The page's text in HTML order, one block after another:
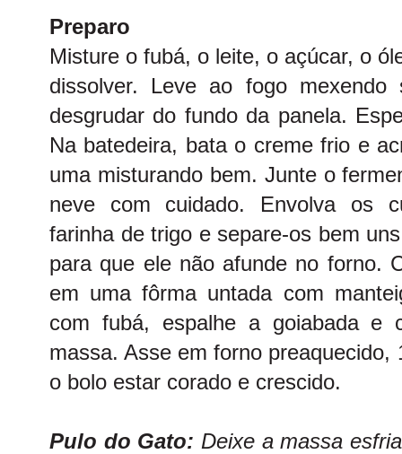
Preparo
Misture o fubá, o leite, o açúcar, o
dissolver. Leve ao fogo
desgrudar do fundo da panela.
Na batedeira, bata o creme frio e
uma misturando bem. Junte o
neve com cuidado. Envolva os
farinha de trigo e separe-os bem
para que ele não afunde no forno.
em uma fôrma untada com
com fubá, espalhe a goiabada e
massa. Asse em forno preaquecido,
o bolo estar corado e crescido.
Pulo do Gato: Deixe a massa